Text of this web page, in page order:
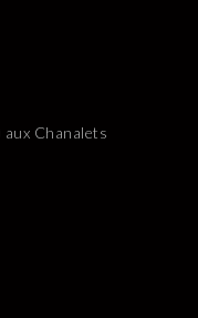
aux Chanalets